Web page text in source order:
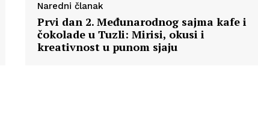
Naredni članak
Prvi dan 2. Međunarodnog sajma kafe i
čokolade u Tuzli: Mirisi, okusi i
kreativnost u punom sjaju